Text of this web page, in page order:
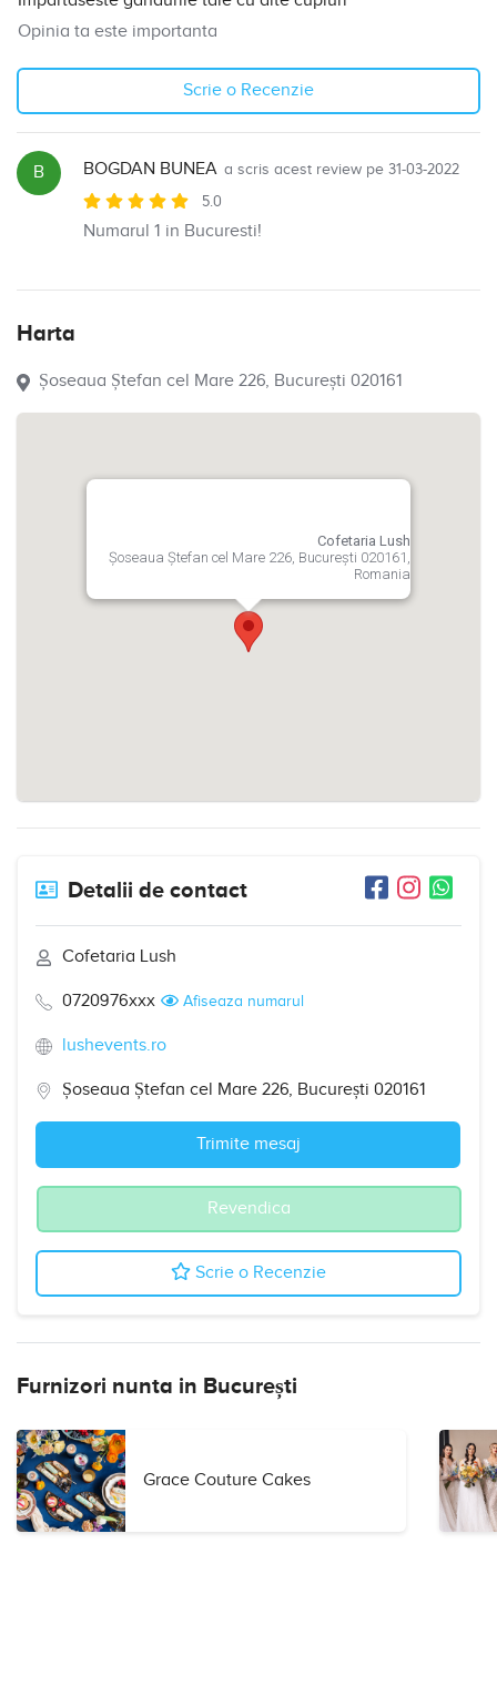
Opinia ta este importanta
Scrie o Recenzie
B BOGDAN BUNEA a scris acest review pe 31-03-2022
5.0
Numarul 1 in Bucuresti!
Harta
Șoseaua Ștefan cel Mare 226, București 020161
Cofetaria Lush
Șoseaua Ștefan cel Mare 226, București 020161,
Romania
Detalii de contact
Cofetaria Lush
0720976xxx Afiseaza numarul
lushevents.ro
Șoseaua Ștefan cel Mare 226, București 020161
Trimite mesaj
Revendica
Scrie o Recenzie
Furnizori nunta in București
Grace Couture Cakes